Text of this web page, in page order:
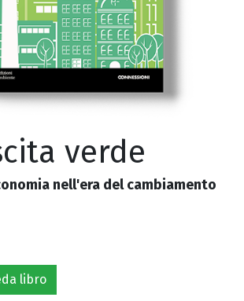
verde
nell'era del cambiamento
libro